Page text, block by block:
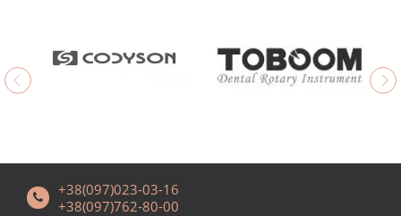
+38(097)023-03-16
+38(097)762-80-00